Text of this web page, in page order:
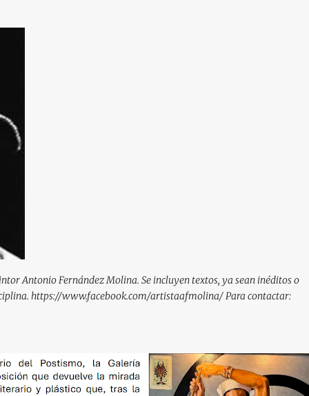
Antonio Fernández Molina. Se incluyen textos, ya sean inéditos o
https://www.facebook.com/artistaafmolina/ Para contactar:
MARMURÁN POSTISMO